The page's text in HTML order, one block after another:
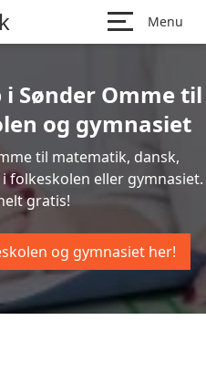
Menu
Sønder Omme til
og gymnasiet
til matematik, dansk,
folkeskolen eller gymnasiet.
gratis!
og gymnasiet her!